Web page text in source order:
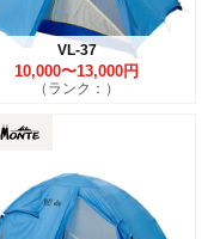
VL-37
10,000〜13,000円
（ランク：）